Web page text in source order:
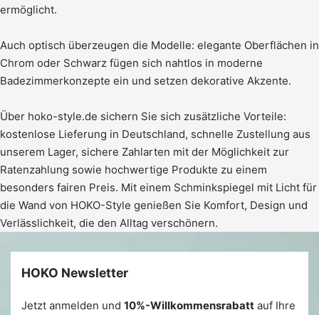
ermöglicht.
Auch optisch überzeugen die Modelle: elegante Oberflächen in
Chrom oder Schwarz fügen sich nahtlos in moderne
Badezimmerkonzepte ein und setzen dekorative Akzente.
Über hoko-style.de sichern Sie sich zusätzliche Vorteile:
kostenlose Lieferung in Deutschland, schnelle Zustellung aus
unserem Lager, sichere Zahlarten mit der Möglichkeit zur
Ratenzahlung sowie hochwertige Produkte zu einem
besonders fairen Preis. Mit einem Schminkspiegel mit Licht für
die Wand von HOKO-Style genießen Sie Komfort, Design und
Verlässlichkeit, die den Alltag verschönern.
HOKO Newsletter
Jetzt anmelden und 10%-Willkommensrabatt auf Ihre